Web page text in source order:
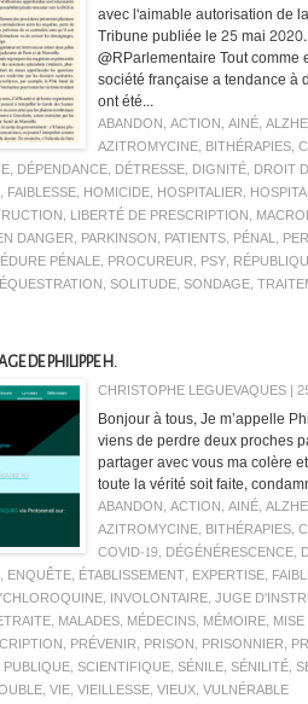
avec l'aimable autorisation de
Tribune publiée le 25 mai
@RParlementaire Tout
société française a tendance à
ont été...
ABANDON, ACTION, AINÉ,
AZITROMYCINE, BITHÉRAPIES,
, DÉPENDANCE, DÉTRESSE, DIGNITÉ, DROIT
, FAIBLESSE, HOMICIDE, HOSPITALIER,
, LIBERTÉ DE PRESCRIPTION,
DANGER, PARKINSON, PATIENTS, PÉNAL,
PÉNALE, PROCUREUR, PSY,
, SOLITUDE, SONDAGE,
DE PHILIPPE H.
CHRISTOPHE LEGUEVAQUES |
Bonjour à tous, Je m’appelle
viens de perdre deux proches
partager avec vous ma colère
toute la vérité soit faite,
ABANDON, ACTION, AINÉ,
AZITROMYCINE, BITHÉRAPIES,
COVID-19, DÉGÉNÉRESCENCE,
, ENQUÊTE, ÉTABLISSEMENT, EXPERTISE,
, INVOLONTAIRE, JUGE
, MALADES, MÉDECINS, MÉMOIRE,
, PRÉVENIR, PRISON, PRISONNIER,
, SCIENTIFIQUE, SÉNILE, SÉNILITÉ,
, VIE, VIEILLESSE, VIEUX, VULNÉRABLE